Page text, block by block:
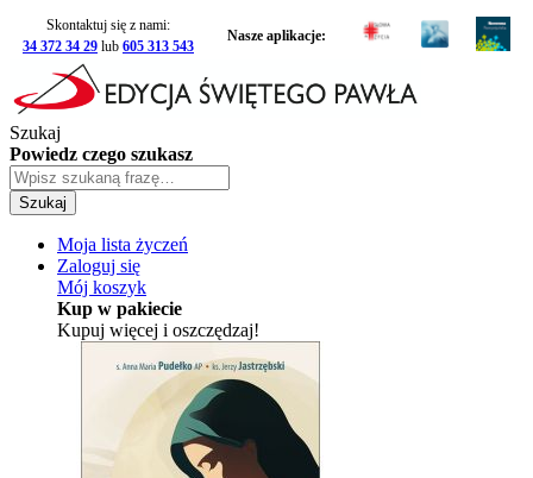
Skontaktuj się z nami:
34 372 34 29 lub 605 313 543
Nasze aplikacje:
Szukaj
Powiedz czego szukasz
Szukaj
Moja lista życzeń
Zaloguj się
Mój koszyk
Kup w pakiecie
Kupuj więcej i oszczędzaj!